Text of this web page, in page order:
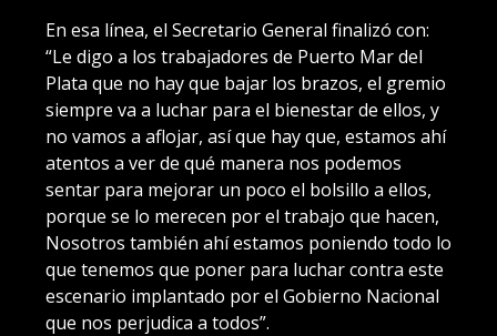
En esa línea, el Secretario General finalizó con:
“Le digo a los trabajadores de Puerto Mar del
Plata que no hay que bajar los brazos, el gremio
siempre va a luchar para el bienestar de ellos, y
no vamos a aflojar, así que hay que, estamos ahí
atentos a ver de qué manera nos podemos
sentar para mejorar un poco el bolsillo a ellos,
porque se lo merecen por el trabajo que hacen,
Nosotros también ahí estamos poniendo todo lo
que tenemos que poner para luchar contra este
escenario implantado por el Gobierno Nacional
que nos perjudica a todos”.